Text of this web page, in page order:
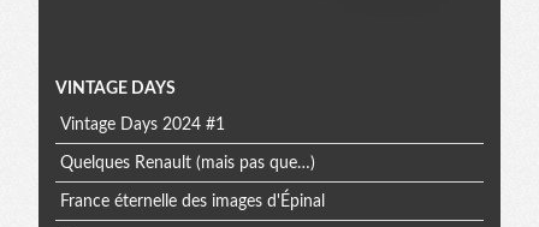
Menu
extra
VINTAGE DAYS
Vintage Days 2024 #1
Quelques Renault (mais pas que…)
France éternelle des images d'Épinal